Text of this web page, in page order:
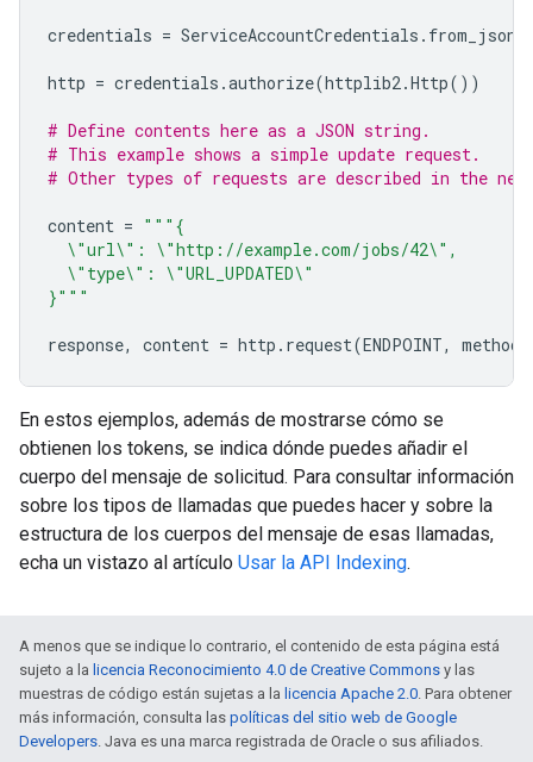
credentials = ServiceAccountCredentials .
http = credentials .authorize(httplib2.Http())
# Define contents here as a JSON string.
# This example shows a simple update request.
# Other types of requests are described in the
content = """{
\"url\" : \"http://example.com/jobs/42\" ,
\" type\" : \"URL_UPDATED\"
}"""
response, content = http . request(ENDPOINT, method
En estos ejemplos, además de mostrarse cómo se
obtienen los tokens, se indica dónde puedes añadir el
cuerpo del mensaje de solicitud. Para consultar información
sobre los tipos de llamadas que puedes hacer y sobre la
estructura de los cuerpos del mensaje de esas llamadas,
echa un vistazo al artículo Usar la API Indexing.
A menos que se indique lo contrario, el contenido de esta página está
sujeto a la licencia Reconocimiento 4.0 de Creative Commons y las
muestras de código están sujetas a la licencia Apache 2.0. Para obtener
más información, consulta las políticas del sitio web de Google
Developers. Java es una marca registrada de Oracle o sus afiliados.